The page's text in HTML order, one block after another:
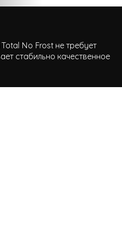
No Frost не требует
стабильно качественное